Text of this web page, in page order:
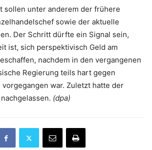
sollen unter anderem der frühere
sowie der aktuelle
Der Schritt dürfte ein Signal sein,
ist, sich perspektivisch Geld am
nachdem in den vergangenen
Regierung teils hart gegen
war. Zuletzt hatte der
(dpa)